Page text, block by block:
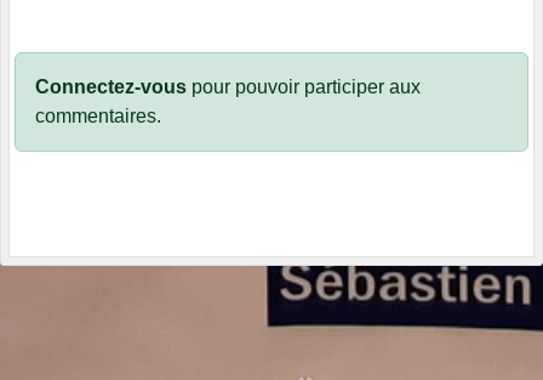
Connectez-vous pour pouvoir participer aux
commentaires.